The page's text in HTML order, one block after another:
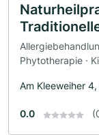
Phytotherapie ·
Am Kleeweiher
0.0